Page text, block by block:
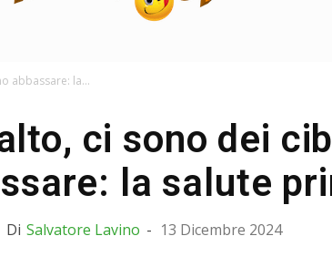
abbassare: la...
ci sono dei
la salute
Di Salvatore Lavino - 13 Dicembre 2024